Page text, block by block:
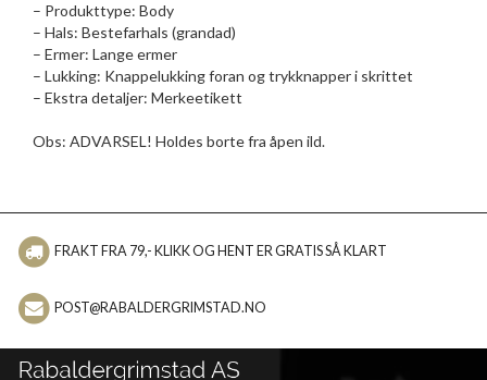
– Produkttype: Body
– Hals: Bestefarhals (grandad)
– Ermer: Lange ermer
– Lukking: Knappelukking foran og trykknapper i skrittet
– Ekstra detaljer: Merkeetikett
Obs: ADVARSEL! Holdes borte fra åpen ild.
FRAKT FRA 79,- KLIKK OG HENT ER GRATIS SÅ KLART
POST@RABALDERGRIMSTAD.NO